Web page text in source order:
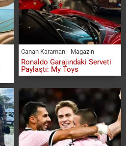
Canan Karaman Magazin
Ronaldo Garajındaki Serveti
Paylaştı: My Toys